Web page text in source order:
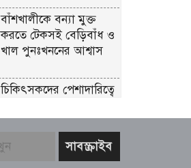
বাঁশখালীকে বন্যা মুক্ত
করতে টেকসই বেড়িবাঁধ ও
খাল পুনঃখননের আশ্বাস
চিকিৎসকদের পেশাদারিত্বে
ফেলে: প্রধানমন্ত্রী
ফের গ্রেফতার তনু হত্যায়
সাবেক সেনাসদস্য হাফিজুর